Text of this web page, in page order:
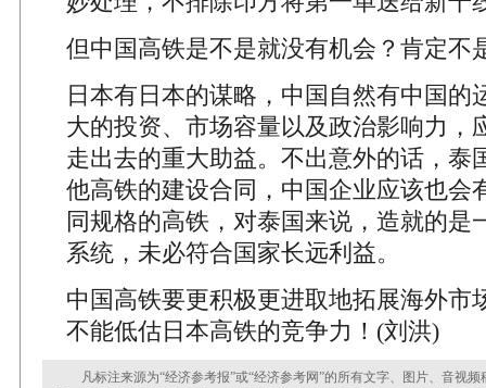
但中国高铁是不是就没有机会？肯定不
日本有日本的谋略，中国自然有中国的
大的投资、市场容量以及政治影响力，
走出去的重大助益。不出意外的话，泰
他高铁的建设合同，中国企业应该也会
同规格的高铁，对泰国来说，造就的是
系统，未必符合国家长远利益。
中国高铁要更积极更进取地拓展海外市
不能低估日本高铁的竞争力！(刘洪)
凡标注来源为“经济参考报”或“经济参考网”的所有文字、图片、音视频